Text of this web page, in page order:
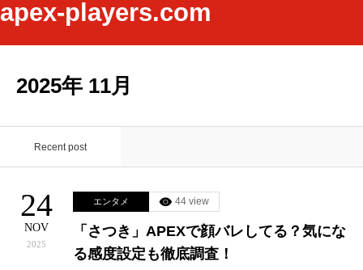
apex-players.com
2025年 11月
Recent post
24
NOV
2025
エンタメ 44 view
「さつき」APEXで顔バレしてる？気にな
る感度設定も徹底調査！